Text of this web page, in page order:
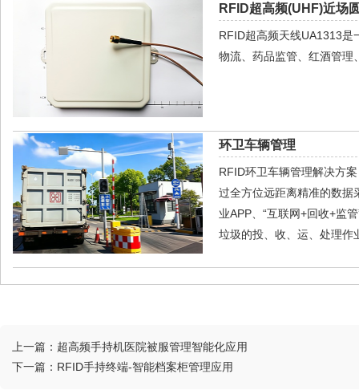
RFID超高频(UHF)近场
RFID超高频天线UA1313是
物流、药品监管、红酒管理
环卫车辆管理
RFID环卫车辆管理解决方
过全方位远距离精准的数据
业APP、“互联网+回收+监
垃圾的投、收、运、处理作
上一篇： 超高频手持机医院被服管理智能化应用
下一篇： RFID手持终端-智能档案柜管理应用